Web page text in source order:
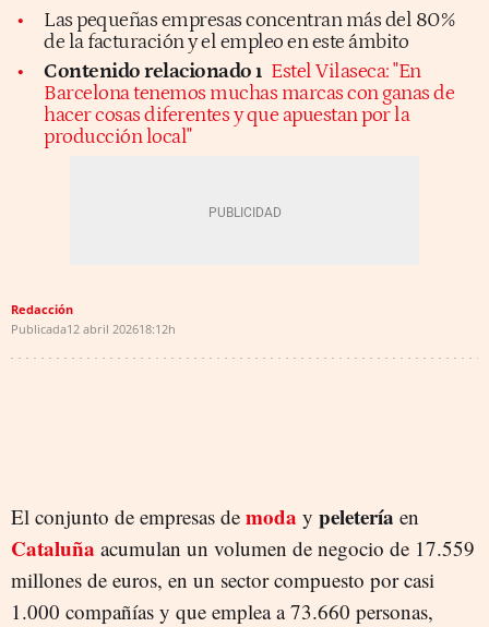
Las pequeñas empresas concentran más del 80%
de la facturación y el empleo en este ámbito
Contenido relacionado ı Estel Vilaseca: "En
Barcelona tenemos muchas marcas con ganas de
hacer cosas diferentes y que apuestan por la
producción local"
Redacción
Publicada12 abril 202618:12h
El conjunto de empresas de moda y peletería en
Cataluña acumulan un volumen de negocio de 17.559
millones de euros, en un sector compuesto por casi
1.000 compañías y que emplea a 73.660 personas,